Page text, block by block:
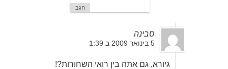
הגב
סבינה
5 בינואר 2009 ב 1:39
גיורא, גם אתה בין רואי השחורות?!